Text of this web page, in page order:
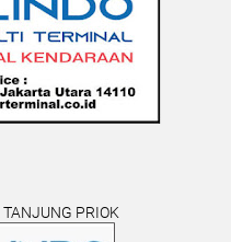
PRIOK